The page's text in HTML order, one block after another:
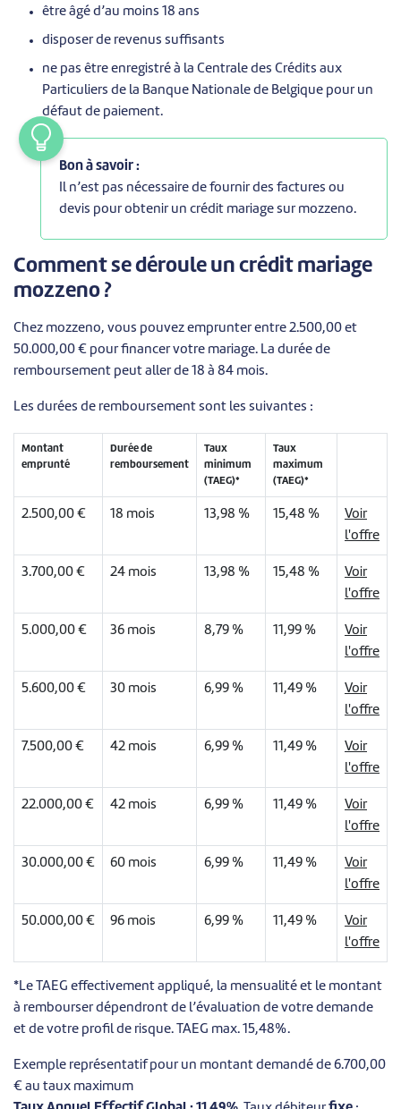
être âgé d’au moins 18 ans
disposer de revenus suffisants
ne pas être enregistré à la Centrale des Crédits aux
Particuliers de la Banque Nationale de Belgique pour un
défaut de paiement.
Bon à savoir :
Il n’est pas nécessaire de fournir des factures ou
devis pour obtenir un crédit mariage sur mozzeno.
Comment se déroule un crédit mariage
mozzeno ?
Chez mozzeno, vous pouvez emprunter entre 2.500,00 et
50.000,00 € pour financer votre mariage. La durée de
remboursement peut aller de 18 à 84 mois.
Les durées de remboursement sont les suivantes :
Montant
emprunté
Durée de
remboursement
Taux
minimum
(TAEG)*
Taux
maximum
(TAEG)*
2.500,00 € 18 mois 13,98 % 15,48 %
Voir
l'offre
3.700,00 € 24 mois 13,98 % 15,48 %
Voir
l'offre
5.000,00 € 36 mois 8,79 % 11,99 %
Voir
l'offre
5.600,00 € 30 mois 6,99 % 11,49 %
Voir
l'offre
7.500,00 € 42 mois 6,99 % 11,49 %
Voir
l'offre
22.000,00 € 42 mois 6,99 % 11,49 %
Voir
l'offre
30.000,00 € 60 mois 6,99 % 11,49 %
Voir
l'offre
50.000,00 € 96 mois 6,99 % 11,49 %
Voir
l'offre
*Le TAEG effectivement appliqué, la mensualité et le montant
à rembourser dépendront de l’évaluation de votre demande
et de votre profil de risque. TAEG max. 15,48%.
Exemple représentatif pour un montant demandé de 6.700,00
€ au taux maximum